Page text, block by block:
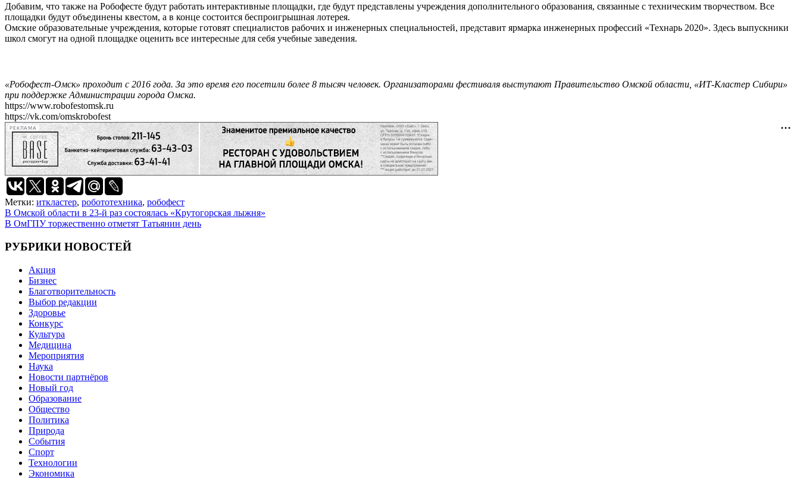
Добавим, что также на Робофесте будут работать интерактивные площадки, где будут представлены учреждения дополнительного образования, связанные с техническим творчеством. Все
площадки будут объединены квестом, а в конце состоится беспроигрышная лотерея.
Омские образовательные учреждения, которые готовят специалистов рабочих и инженерных специальностей, представит ярмарка инженерных профессий «Технарь 2020». Здесь выпускники
школ смогут на одной площадке оценить все интересные для себя учебные заведения.
«Робофест-Омск» проходит с 2016 года. За это время его посетили более 8 тысяч человек. Организаторами фестиваля выступают Правительство Омской области, «ИТ-Кластер Сибири»
при поддержке Администрации города Омска.
https://www.robofestomsk.ru
https://vk.com/omskrobofest
РЕКЛАМА
Метки: иткластер, робототехника, робофест
Навигация
по
записям
В Омской области в 23-й раз состоялась «Крутогорская лыжня»
В ОмГПУ торжественно отметят Татьянин день
РУБРИКИ НОВОСТЕЙ
Акция
Бизнес
Благотворительность
Выбор редакции
Здоровье
Конкурс
Культура
Медицина
Мероприятия
Наука
Новости партнёров
Новый год
Образование
Общество
Политика
Природа
События
Спорт
Технологии
Экономика